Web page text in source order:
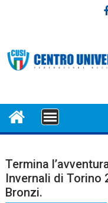
MENU
Termina
Invernali di Torino
Bronzi.